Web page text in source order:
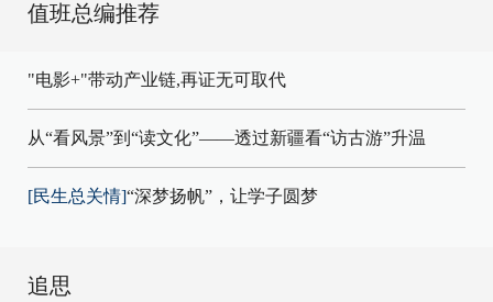
值班总编推荐
"电影+"带动产业链,再证无可取代
从“看风景”到“读文化”——透过新疆看“访古游”升温
[民生总关情]“深梦扬帆”，让学子圆梦
追思